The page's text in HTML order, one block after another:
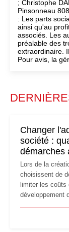
; Christophe
Pinsonneau
: Les parts
ainsi qu'au
associés. Les
préalable des
extraordinaire.
Pour avis, la
Changer
société :
démarches
Lors de la
choisissent de
limiter les
développement
professionnels,